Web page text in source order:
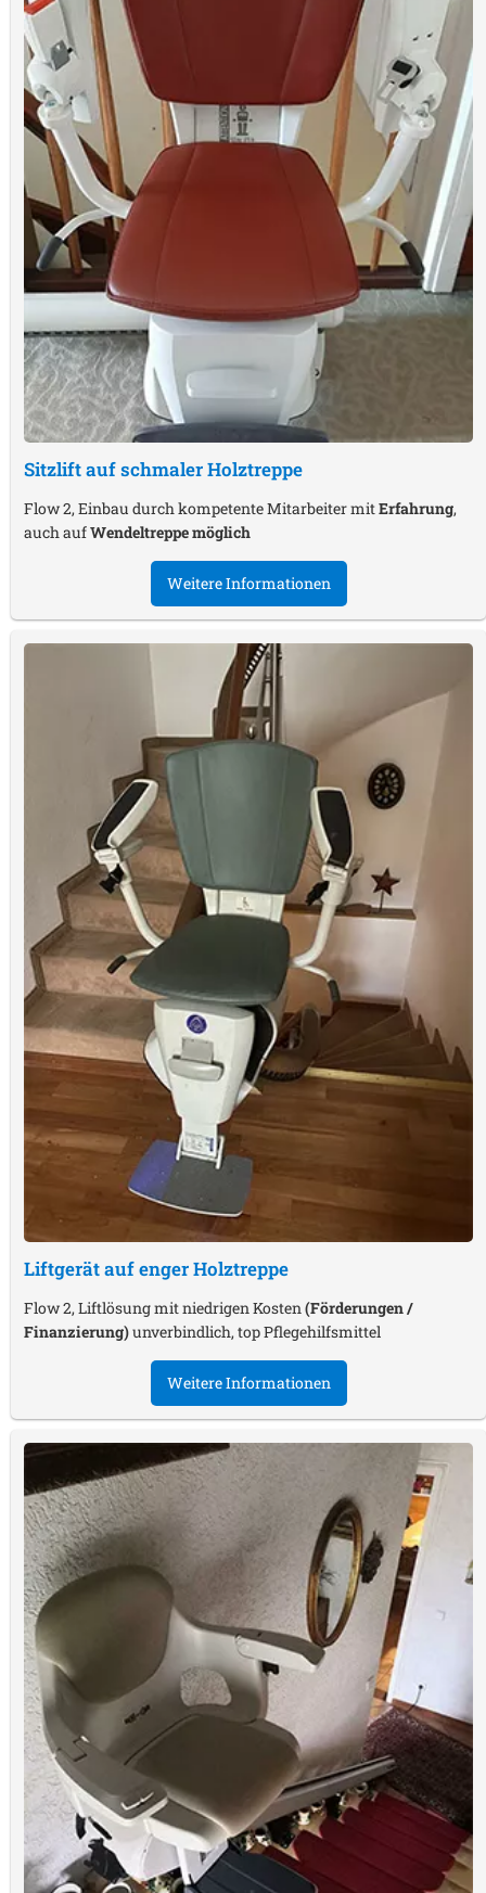
Sitzlift auf schmaler Holztreppe
Flow 2, Einbau durch kompetente Mitarbeiter mitErfahrung,
auch aufWendeltreppe möglich
Weitere Informationen
Liftgerät auf enger Holztreppe
Flow 2, Liftlösung mit niedrigen Kosten (Förderungen /
Finanzierung)unverbindlich, top Pflegehilfsmittel
Weitere Informationen